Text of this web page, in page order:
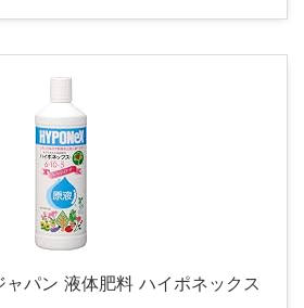
パン 液体肥料 ハイポネックス